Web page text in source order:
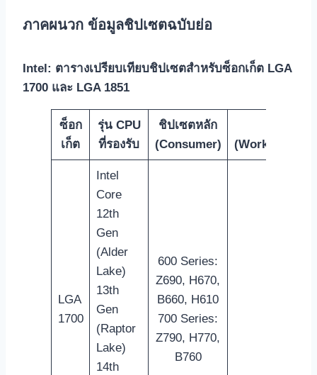
ภาคผนวก ข้อมูลชิปเซตฉบับย่อ
Intel: ตารางเปรียบเทียบชิปเซตสำหรับซ็อกเก็ต LGA
1700 และ LGA 1851
ซ็อก
เก็ต
รุ่น CPU
ที่รองรับ
ชิปเซตหลัก
(Consumer)
(Workstation/
LGA
1700
Intel
Core
12th
Gen
(Alder
Lake)
13th
Gen
(Raptor
Lake)
14th
600 Series:
Z690, H670,
B660, H610
700 Series:
Z790, H770,
B760